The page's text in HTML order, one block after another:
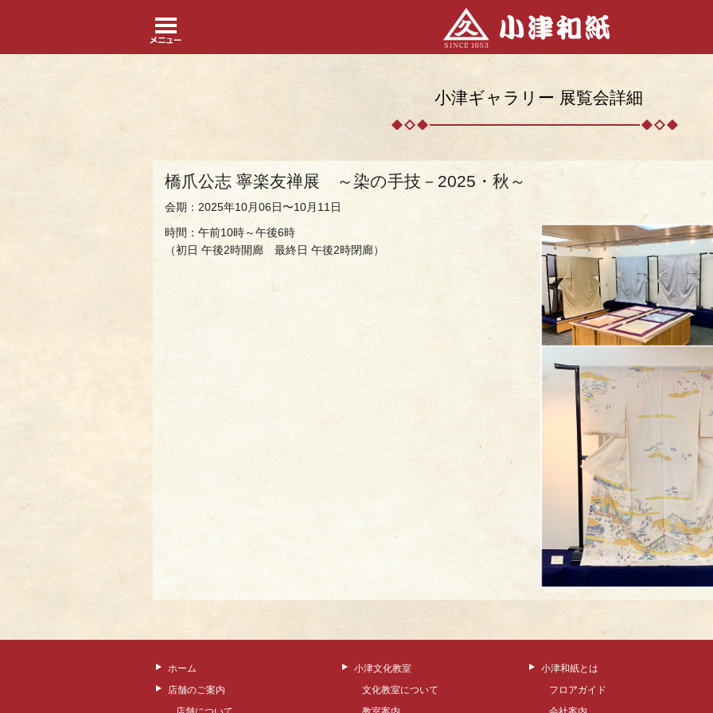
小津ギャラリー 展覧会詳細
橋爪公志 寧楽友禅展 ～染の手技－2025・秋～
会期：2025年10月06日〜10月11日
時間：午前10時～午後6時
（初日 午後2時開廊 最終日 午後2時閉廊）
ホーム
店舗のご案内
小津文化教室
文化教室について
小津和紙とは
フロアガイド